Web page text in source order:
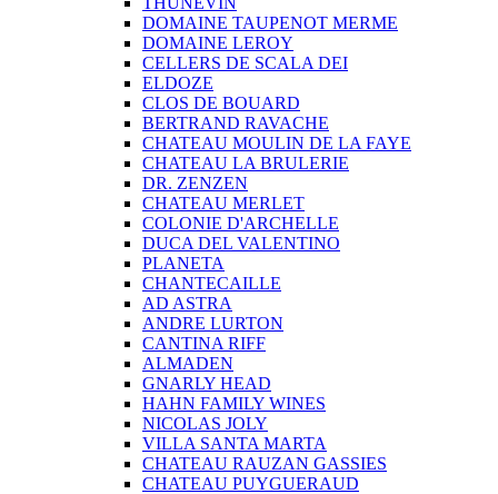
DOMAINE TAUPENOT MERME
DOMAINE LEROY
CELLERS DE SCALA DEI
ELDOZE
CLOS DE BOUARD
BERTRAND RAVACHE
CHATEAU MOULIN DE LA FAYE
CHATEAU LA BRULERIE
DR. ZENZEN
CHATEAU MERLET
COLONIE D'ARCHELLE
DUCA DEL VALENTINO
PLANETA
CHANTECAILLE
AD ASTRA
ANDRE LURTON
CANTINA RIFF
ALMADEN
GNARLY HEAD
HAHN FAMILY WINES
NICOLAS JOLY
VILLA SANTA MARTA
CHATEAU RAUZAN GASSIES
CHATEAU PUYGUERAUD